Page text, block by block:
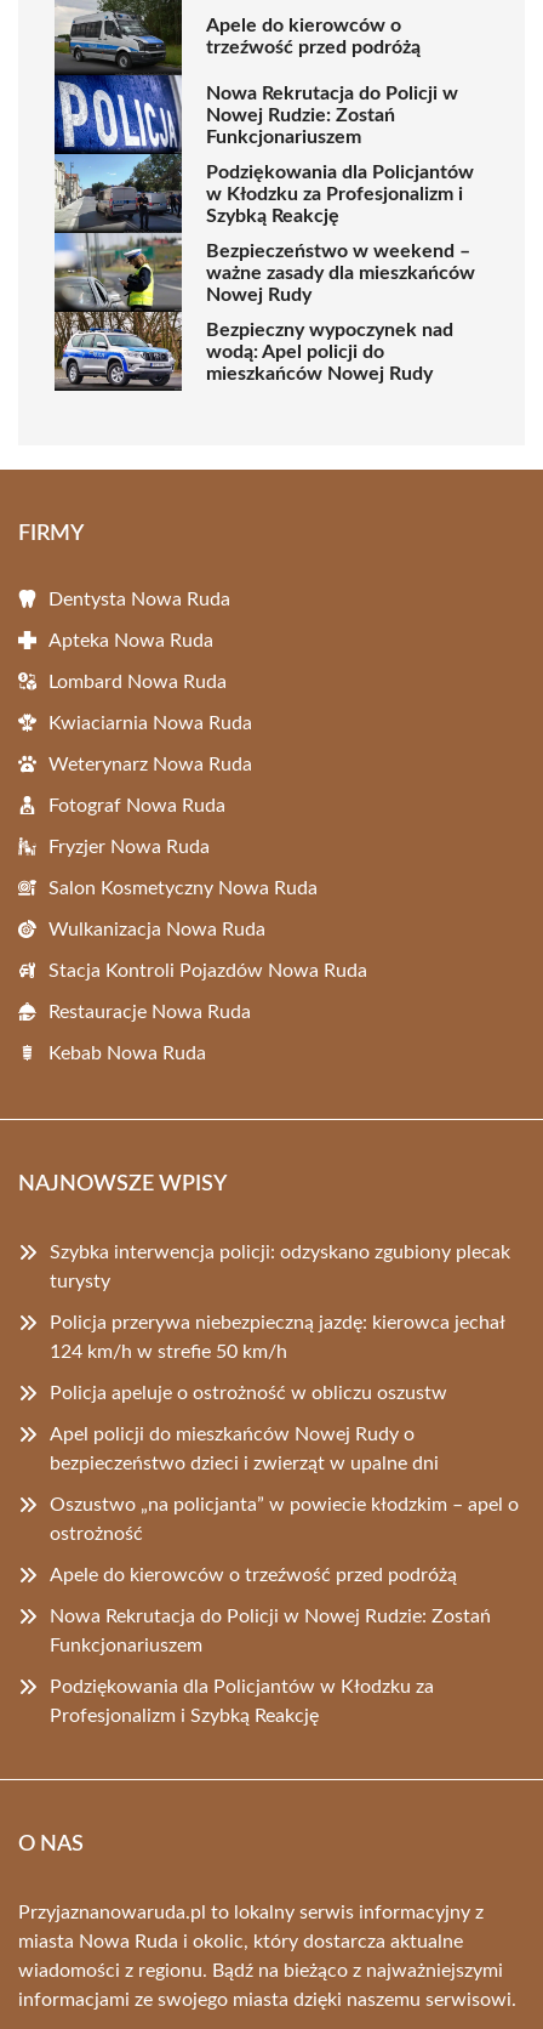
Apele do kierowców o
trzeźwość przed podróżą
Nowa Rekrutacja do Policji w
Nowej Rudzie: Zostań
Funkcjonariuszem
Podziękowania dla Policjantów
w Kłodzku za Profesjonalizm i
Szybką Reakcję
Bezpieczeństwo w weekend –
ważne zasady dla mieszkańców
Nowej Rudy
Bezpieczny wypoczynek nad
wodą: Apel policji do
mieszkańców Nowej Rudy
FIRMY
Dentysta Nowa Ruda
Apteka Nowa Ruda
Lombard Nowa Ruda
Kwiaciarnia Nowa Ruda
Weterynarz Nowa Ruda
Fotograf Nowa Ruda
Fryzjer Nowa Ruda
Salon Kosmetyczny Nowa Ruda
Wulkanizacja Nowa Ruda
Stacja Kontroli Pojazdów Nowa Ruda
Restauracje Nowa Ruda
Kebab Nowa Ruda
NAJNOWSZE WPISY
Szybka interwencja policji: odzyskano zgubiony plecak
turysty
Policja przerywa niebezpieczną jazdę: kierowca jechał
124 km/h w strefie 50 km/h
Policja apeluje o ostrożność w obliczu oszustw
Apel policji do mieszkańców Nowej Rudy o
bezpieczeństwo dzieci i zwierząt w upalne dni
Oszustwo „na policjanta” w powiecie kłodzkim – apel o
ostrożność
Apele do kierowców o trzeźwość przed podróżą
Nowa Rekrutacja do Policji w Nowej Rudzie: Zostań
Funkcjonariuszem
Podziękowania dla Policjantów w Kłodzku za
Profesjonalizm i Szybką Reakcję
O NAS
Przyjaznanowaruda.pl to lokalny serwis informacyjny z
miasta Nowa Ruda i okolic, który dostarcza aktualne
wiadomości z regionu. Bądź na bieżąco z najważniejszymi
informacjami ze swojego miasta dzięki naszemu serwisowi.